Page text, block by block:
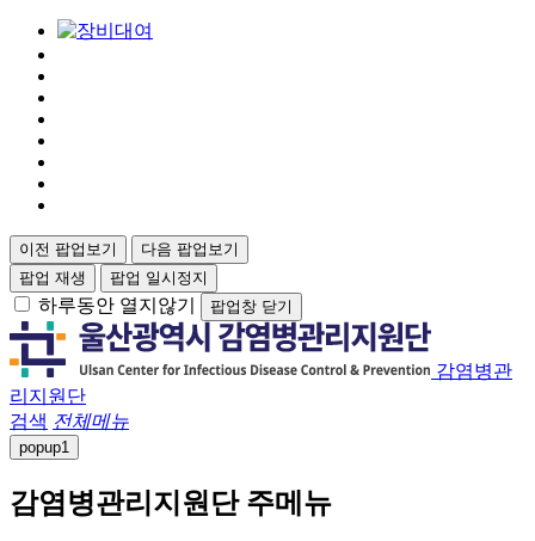
이전 팝업보기
다음 팝업보기
팝업 재생
팝업 일시정지
하루동안 열지않기 팝업창 닫기
감염병관
리지원단
검색 전체메뉴
popup1
감염병관리지원단 주메뉴